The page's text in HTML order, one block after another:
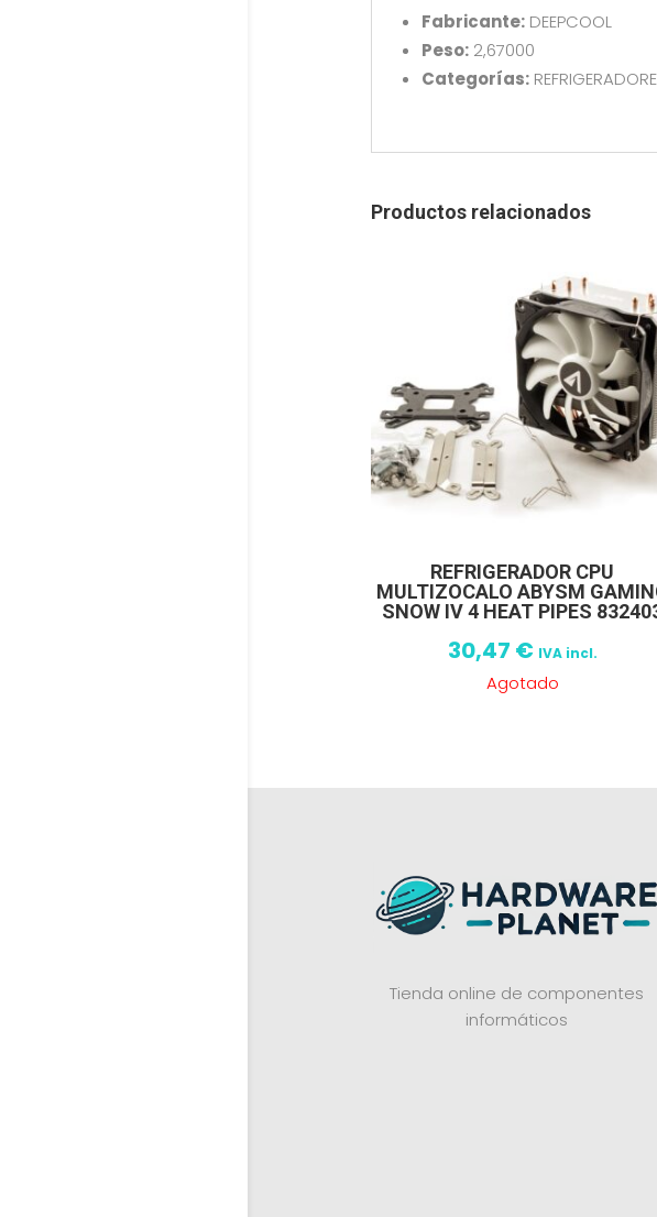
Fabricante:DEEPCOOL
Peso:2,67000
Categorías:
Productos relacionados
REFRIGERADOR CPU
MULTIZOCALO ABYSM
SNOW IV 4 HEAT PIPES
30,47 € IVA incl.
Agotado
Tienda online de componentes
informáticos